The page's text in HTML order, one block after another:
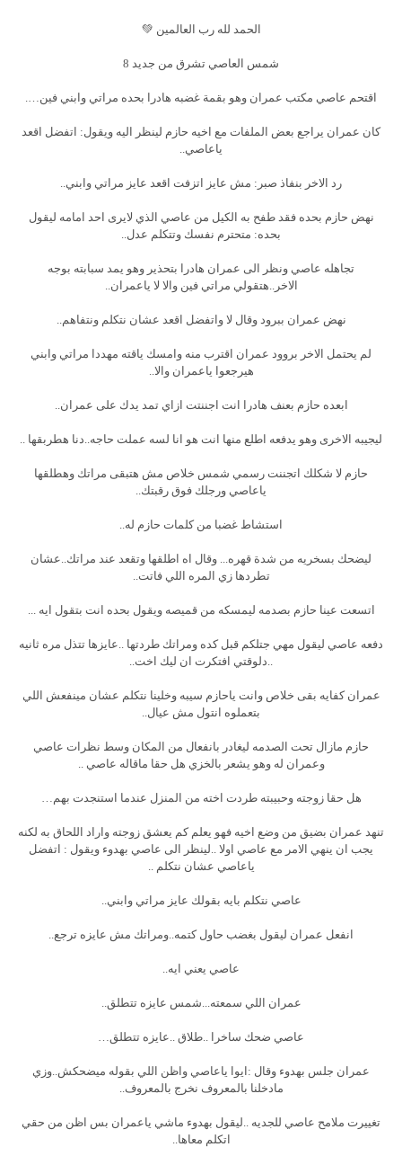
الحمد لله رب العالمين 💚
شمس العاصي تشرق من جديد 8
اقتحم عاصي مكتب عمران وهو بقمة غضبه هادرا بحده مراتي وابني فين….
كان عمران يراجع بعض الملفات مع اخيه حازم لينظر اليه ويقول: اتفضل اقعد
ياعاصي..
رد الاخر بنفاذ صبر: مش عايز اتزفت اقعد عايز مراتي وابني..
نهض حازم بحده فقد طفح به الكيل من عاصي الذي لايرى احد امامه ليقول
بحده: متحترم نفسك وتتكلم عدل..
تجاهله عاصي ونظر الى عمران هادرا بتحذير وهو يمد سبابته بوجه
الاخر..هتقولي مراتي فين والا لا ياعمران..
نهض عمران ببرود وقال لا واتفضل اقعد عشان نتكلم ونتفاهم..
لم يحتمل الاخر بروود عمران اقترب منه وامسك ياقته مهددا مراتي وابني
هيرجعوا ياعمران والا..
ابعده حازم بعنف هادرا انت اجننتت ازاي تمد يدك على عمران..
ليجيبه الاخرى وهو يدفعه اطلع منها انت هو انا لسه عملت حاجه..دنا هطربقها ..
حازم لا شكلك اتجننت رسمي شمس خلاص مش هتبقى مراتك وهطلقها
ياعاصي ورجلك فوق رقبتك..
استشاط غضبا من كلمات حازم له..
ليضحك بسخريه من شدة قهره... وقال اه اطلقها وتقعد عند مراتك..عشان
تطردها زي المره اللي فاتت..
اتسعت عينا حازم بصدمه ليمسكه من قميصه ويقول بحده انت بتقول ايه ...
دفعه عاصي ليقول مهي جتلكم قبل كده ومراتك طردتها ..عايزها تتذل مره ثانيه
..دلوقتي افتكرت ان ليك اخت..
عمران كفايه بقى خلاص وانت ياحازم سيبه وخلينا نتكلم عشان مينفعش اللي
بتعملوه انتول مش عيال..
حازم مازال تحت الصدمه ليغادر بانفعال من المكان وسط نظرات عاصي
وعمران له وهو يشعر بالخزي هل حقا ماقاله عاصي ..
هل حقا زوجته وحبيبته طردت اخته من المنزل عندما استنجدت بهم…
تنهد عمران بضيق من وضع اخيه فهو يعلم كم يعشق زوجته واراد اللحاق به لكنه
يجب ان ينهي الامر مع عاصي اولا ..لينظر الى عاصي بهدوء ويقول : اتفضل
ياعاصي عشان نتكلم ..
عاصي نتكلم بايه بقولك عايز مراتي وابني..
انفعل عمران ليقول بغضب حاول كتمه..ومراتك مش عايزه ترجع..
عاصي يعني ايه..
عمران اللي سمعته...شمس عايزه تتطلق..
عاصي ضحك ساخرا ..طلاق ..عايزه تتطلق…
عمران جلس بهدوء وقال :ايوا ياعاصي واظن اللي بقوله ميضحكش..وزي
مادخلنا بالمعروف نخرج بالمعروف..
تغييرت ملامح عاصي للجديه ..ليقول بهدوء ماشي ياعمران بس اظن من حقي
اتكلم معاها..